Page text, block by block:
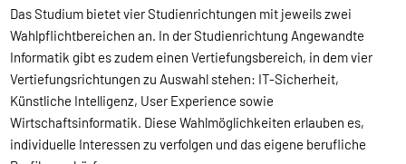
Das Studium bietet vier Studienrichtungen mit jeweils zwei
Wahlpflichtbereichen an. In der Studienrichtung Angewandte
Informatik gibt es zudem einen Vertiefungsbereich, in dem vier
Vertiefungsrichtungen zu Auswahl stehen: IT-Sicherheit,
Künstliche Intelligenz, User Experience sowie
Wirtschaftsinformatik. Diese Wahlmöglichkeiten erlauben es,
individuelle Interessen zu verfolgen und das eigene berufliche